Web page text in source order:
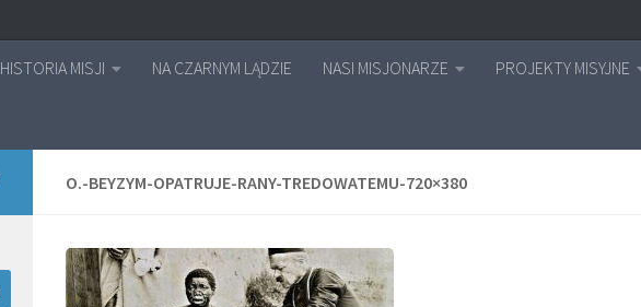
HISTORIA MISJI NA CZARNYM LĄDZIE NASI MISJONARZE PROJEKTY MISYJNE
O.-BEYZYM-OPATRUJE-RANY-TREDOWATEMU-720×380